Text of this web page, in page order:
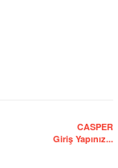
CASPER
Giriş Yapınız...